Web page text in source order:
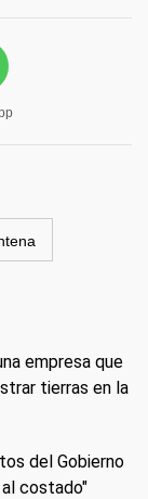
empresa que
tierras en la
del Gobierno
costado"